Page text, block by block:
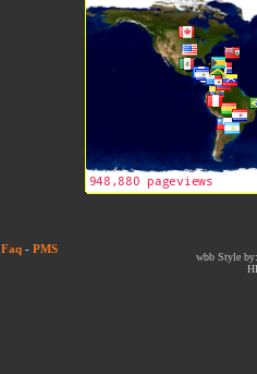
Faq - PMS
wbb Style